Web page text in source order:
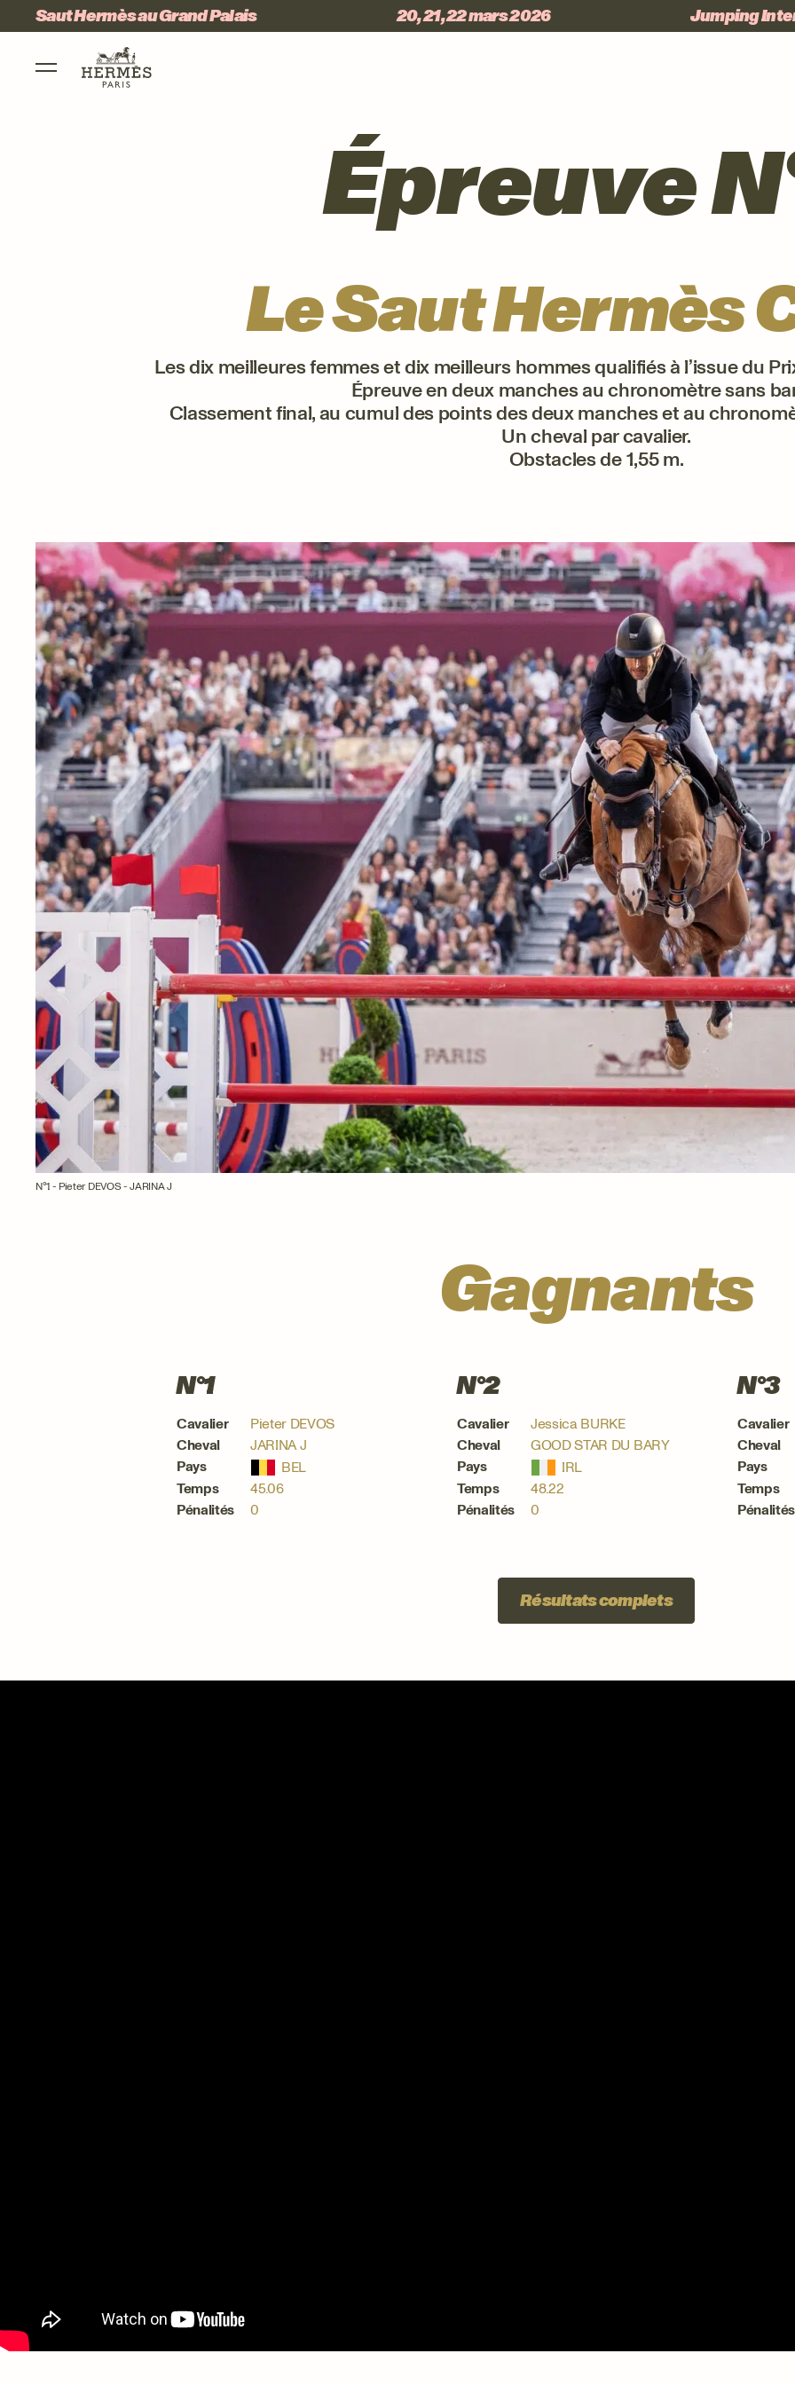
Aller au menu principal Aller au contenu principal Aller au pied de page
Saut Hermès au Grand Palais 20, 21, 22 mars 2026 Jumping
Main Mobile Navigation
Épreuve
Le Saut Hermès
Les dix meilleures femmes et dix meilleurs hommes qualifiés à l’issue du
Épreuve en deux manches au chronomètre sans
Classement final, au cumul des points des deux manches et au
Un cheval par cavalier.
Obstacles de 1,55 m.
N°1 - Pieter DEVOS - JARINA J
Gagnants
N°1
Cavalier
Pieter DEVOS
Cheval
JARINA J
Pays
Temps
45.06
Pénalités
0
N°2
Cavalier
Jessica BURKE
Cheval
GOOD STAR DU BARY
Pays
Temps
48.22
Pénalités
0
N°3
Cavalier
Cheval
Pays
Temps
Pénalités
Résultats complets